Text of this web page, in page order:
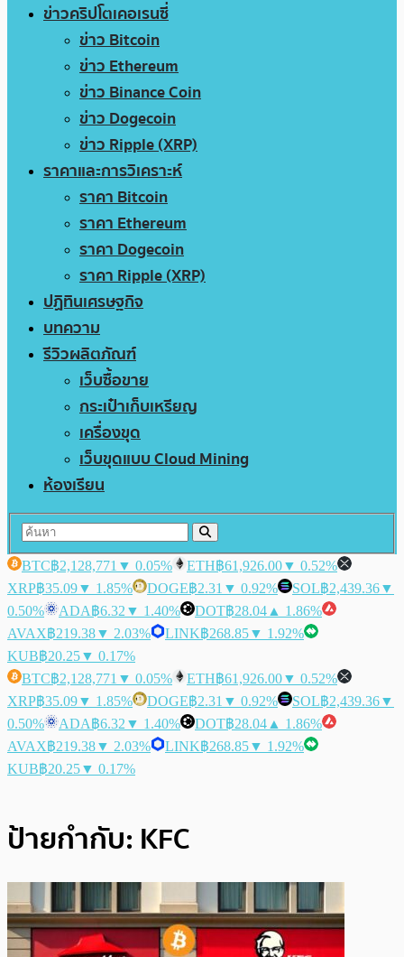
ข่าวคริปโตเคอเรนซี่
ข่าว Bitcoin
ข่าว Ethereum
ข่าว Binance Coin
ข่าว Dogecoin
ข่าว Ripple (XRP)
ราคาและการวิเคราะห์
ราคา Bitcoin
ราคา Ethereum
ราคา Dogecoin
ราคา Ripple (XRP)
ปฏิทินเศรษฐกิจ
บทความ
รีวิวผลิตภัณฑ์
เว็บซื้อขาย
กระเป๋าเก็บเหรียญ
เครื่องขุด
เว็บขุดแบบ Cloud Mining
ห้องเรียน
BTC฿2,128,771 ▼ 0.05% ETH฿61,926.00▼ 0.52%
XRP฿35.09▼ 1.85% DOGE฿2.31 ▼ 0.92% SOL฿2,439.36▼
0.50%
ADA฿6.32 ▼ 1.40% DOT฿28.04 ▲ 1.86%
AVAX฿219.38▼ 2.03% LINK฿268.85▼ 1.92%
KUB฿20.25▼ 0.17%
BTC฿2,128,771 ▼ 0.05% ETH฿61,926.00▼ 0.52%
XRP฿35.09▼ 1.85% DOGE฿2.31 ▼ 0.92% SOL฿2,439.36▼
0.50%
ADA฿6.32 ▼ 1.40% DOT฿28.04 ▲ 1.86%
AVAX฿219.38▼ 2.03% LINK฿268.85▼ 1.92%
KUB฿20.25▼ 0.17%
ป้ายกำกับ: KFC